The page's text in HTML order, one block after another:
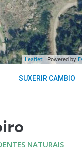
Leaflet | Powered by
SUXERIR CAMBIO
NATURAIS